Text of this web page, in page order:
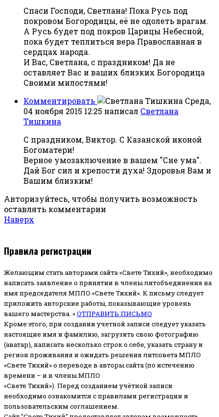
Спаси Господи, Светлана! Пока Русь под
покровом Богородицы, её не одолеть врагам.
А Русь будет под покров Царицы Небесной,
пока будет теплиться вера Православная в
сердцах народа.
И Вас, Светлана, с праздником! Да не
оставляет Вас и ваших близких Богородица
Своими милостями!
Комментировать
Среда,
04 ноября 2015 12:25 написал Светлана
Тишкина
С праздником, Виктор. С Казанской иконой
Богоматери!
Верное умозаключение в вашем "Сне ума".
Дай Бог сил и крепости духа! Здоровья Вам и
Вашим близким!
Авторизуйтесь, чтобы получить возможность
оставлять комментарии
Наверх
Правила регистрации
Желающим стать авторами сайта «Свете Тихий», необходимо
написать заявление о принятии в члены литобъединения на
имя председателя МПЛО «Свете Тихий». К письму следует
приложить авторские работы, показывающие уровень
вашего мастерства. »ОТПРАВИТЬ ПИСЬМО
Кроме этого, при создании учетной записи следует указать
настоящие имя и фамилию, загрузить свою фотографию
(аватар), написать несколько строк о себе, указать страну и
регион проживания и ожидать решения литсовета МПЛО
«Свете Тихий» о переводе в авторы сайта (по истечению
времени – и в члены МПЛО
«Свете Тихий»). Перед созданием учётной записи
необходимо ознакомится с правилами регистрации и
пользовательским соглашением.